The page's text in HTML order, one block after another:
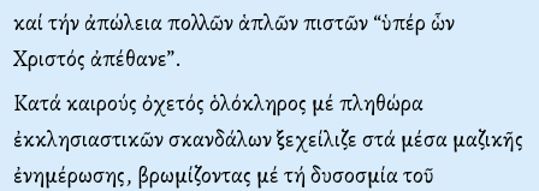
καί τήν ἀπώλεια πολλῶν ἁπλῶν πιστῶν “ὑπέρ ὧν
Χριστός ἀπέθανε”.
Κατά καιρούς ὀχετός ὁλόκληρος μέ πληθώρα
ἐκκλησιαστικῶν σκανδάλων ξεχείλιζε στά μέσα μαζικῆς
ἐνημέρωσης, βρωμίζοντας μέ τή δυσοσμία τοῦ